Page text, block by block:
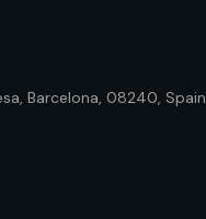
Barcelona, 08240, Spain